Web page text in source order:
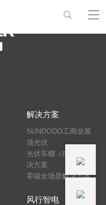
解决方案
SUNDODO工商业屋
顶光伏
光伏车棚（BIPV）解
决方案
零碳全场景解决方案
风行智电